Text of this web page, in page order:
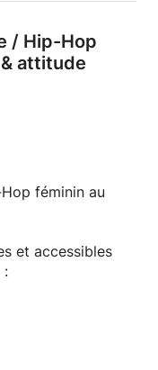
/ Hip-Hop
attitude
féminin au
et accessibles
: